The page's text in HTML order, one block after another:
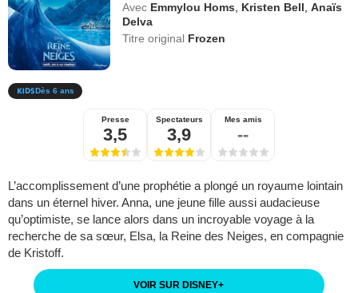
Avec Emmylou Homs Kristen Bell ,Anaïs
Delva
Titre original Frozen
Dès 6 ans
Presse
3,5
Spectateurs
3,9
Mes amis
--
L’accomplissement d’une prophétie a plongé un royaume lointain
dans un éternel hiver. Anna, une jeune fille aussi audacieuse
qu’optimiste, se lance alors dans un incroyable voyage à la
recherche de sa sœur, Elsa, la Reine des Neiges, en compagnie
de Kristoff.
VOIR SUR DISNEY+